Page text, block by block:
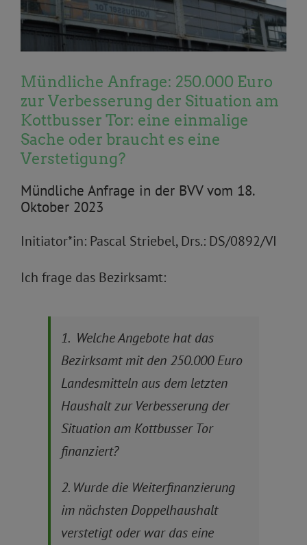
Mündliche Anfrage: 250.000 Euro
zur Verbesserung der Situation am
Kottbusser Tor: eine einmalige
Sache oder braucht es eine
Verstetigung?
Mündliche Anfrage in der BVV vom 18.
Oktober 2023
Initiator*in: Pascal Striebel, Drs.: DS/0892/VI
Ich frage das Bezirksamt:
1. Welche Angebote hat das
Bezirksamt mit den 250.000 Euro
Landesmitteln aus dem letzten
Haushalt zur Verbesserung der
Situation am Kottbusser Tor
finanziert?
2. Wurde die Weiterfinanzierung
im nächsten Doppelhaushalt
verstetigt oder war das eine